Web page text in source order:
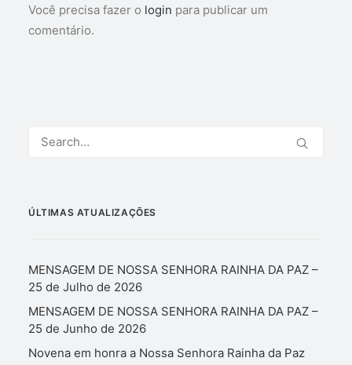
Você precisa fazer o login para publicar um
comentário.
ÚLTIMAS ATUALIZAÇÕES
MENSAGEM DE NOSSA SENHORA RAINHA DA PAZ –
25 de Julho de 2026
MENSAGEM DE NOSSA SENHORA RAINHA DA PAZ –
25 de Junho de 2026
Novena em honra a Nossa Senhora Rainha da Paz